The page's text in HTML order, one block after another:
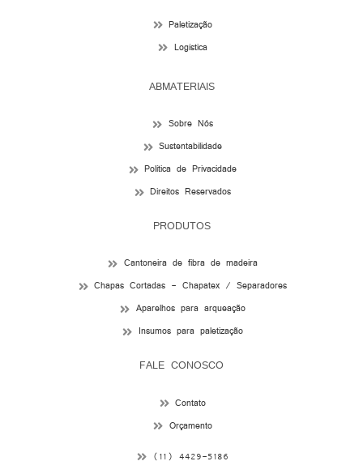
Paletização
Logística
ABMATERIAIS
Sobre Nós
Sustentabilidade
Política de Privacidade
Direitos Reservados
PRODUTOS
Cantoneira de fibra de madeira
Chapas Cortadas - Chapatex / Separadores
Aparelhos para arqueação
Insumos para paletização
FALE CONOSCO
Contato
Orçamento
(11) 4429-5186